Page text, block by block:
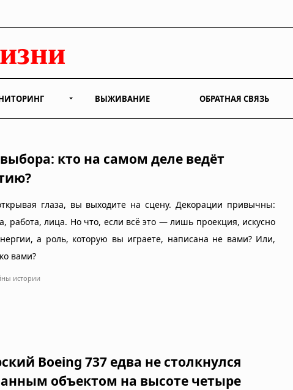
ВЫЖИВАНИЕ ОБРАТНАЯ СВЯЗЬ
кто на самом деле ведёт
глаза, вы выходите на сцену. Декорации привычны:
работа, лица. Но что, если всё это — лишь проекция, искусно
а роль, которую вы играете, написана не вами? Или,
вами?
истории
Boeing 737 едва не столкнулся
объектом на высоте четыре